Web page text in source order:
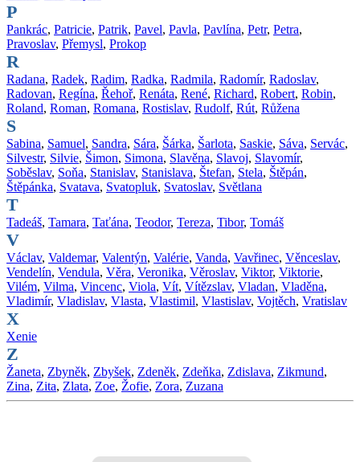
P
Pankrác, Patricie, Patrik, Pavel, Pavla, Pavlína, Petr, Petra,
Pravoslav, Přemysl, Prokop
R
Radana, Radek, Radim, Radka, Radmila, Radomír, Radoslav,
Radovan, Regína, Řehoř, Renáta, René, Richard, Robert, Robin,
Roland, Roman, Romana, Rostislav, Rudolf, Rút, Růžena
S
Sabina, Samuel, Sandra, Sára, Šárka, Šarlota, Saskie, Sáva, Servác,
Silvestr, Silvie, Šimon, Simona, Slavěna, Slavoj, Slavomír,
Soběslav, Soňa, Stanislav, Stanislava, Štefan, Stela, Štěpán,
Štěpánka, Svatava, Svatopluk, Svatoslav, Světlana
T
Tadeáš, Tamara, Taťána, Teodor, Tereza, Tibor, Tomáš
V
Václav, Valdemar, Valentýn, Valérie, Vanda, Vavřinec, Věnceslav,
Vendelín, Vendula, Věra, Veronika, Věroslav, Viktor, Viktorie,
Vilém, Vilma, Vincenc, Viola, Vít, Vítězslav, Vladan, Vladěna,
Vladimír, Vladislav, Vlasta, Vlastimil, Vlastislav, Vojtěch, Vratislav
X
Xenie
Z
Žaneta, Zbyněk, Zbyšek, Zdeněk, Zdeňka, Zdislava, Zikmund,
Zina, Zita, Zlata, Zoe, Žofie, Zora, Zuzana